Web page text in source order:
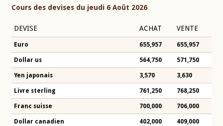
Cours des devises du jeudi 6 Août 2026
DEVISE ACHAT VENTE
Euro 655,957 655,957
Dollar us 564,750 571,750
Yen japonais 3,570 3,630
Livre sterling 761,250 768,250
Franc suisse 700,000 706,000
Dollar canadien 402,000 409,000